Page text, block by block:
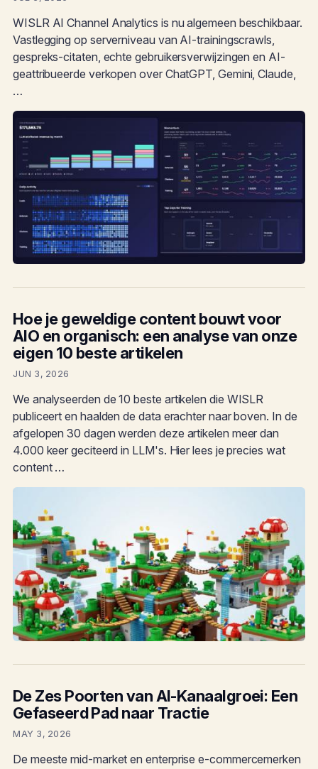
WISLR AI Channel Analytics is nu algemeen beschikbaar.
Vastlegging op serverniveau van AI-trainingscrawls,
gespreks-citaten, echte gebruikersverwijzingen en AI-
geattribueerde verkopen over ChatGPT, Gemini, Claude,
…
Hoe je geweldige content bouwt voor
AIO en organisch: een analyse van onze
eigen 10 beste artikelen
JUN 3, 2026
We analyseerden de 10 beste artikelen die WISLR
publiceert en haalden de data erachter naar boven. In de
afgelopen 30 dagen werden deze artikelen meer dan
4.000 keer geciteerd in LLM's. Hier lees je precies wat
content …
De Zes Poorten van AI-Kanaalgroei: Een
Gefaseerd Pad naar Tractie
MAY 3, 2026
De meeste mid-market en enterprise e-commercemerken